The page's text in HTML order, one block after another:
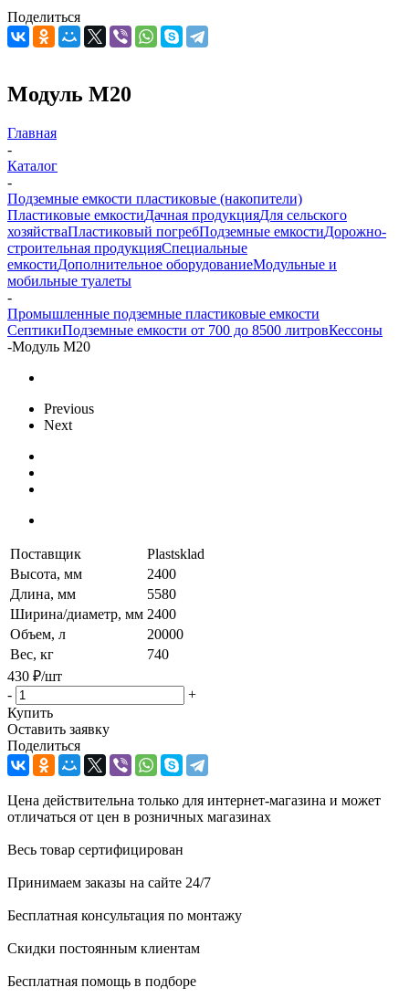
Поделиться
Модуль М20
Главная
-
Каталог
-
Подземные емкости пластиковые (накопители)
Пластиковые емкостиДачная продукцияДля сельского
хозяйстваПластиковый погребПодземные емкостиДорожно-
строительная продукцияСпециальные
емкостиДополнительное оборудованиеМодульные и
мобильные туалеты
-
Промышленные подземные пластиковые емкости
СептикиПодземные емкости от 700 до 8500 литровКессоны
-Модуль М20
Previous
Next
Поставщик
Plastsklad
Высота, мм
2400
Длина, мм
5580
Ширина/диаметр, мм 2400
Объем, л
20000
Вес, кг
740
430 ₽/шт
-
+
Купить
Оставить заявку
Поделиться
Цена действительна только для интернет-магазина и может
отличаться от цен в розничных магазинах
Весь товар сертифицирован
Принимаем заказы на сайте 24/7
Бесплатная консультация по монтажу
Скидки постоянным клиентам
Бесплатная помощь в подборе